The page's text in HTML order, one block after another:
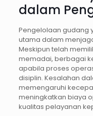
dalam
Pengelolaan gudang
utama dalam
Meskipun telah
memadai, berbagai
apabila proses
disiplin. Kesalahan
memengaruhi
meningkatkan biaya
kualitas pelayanan